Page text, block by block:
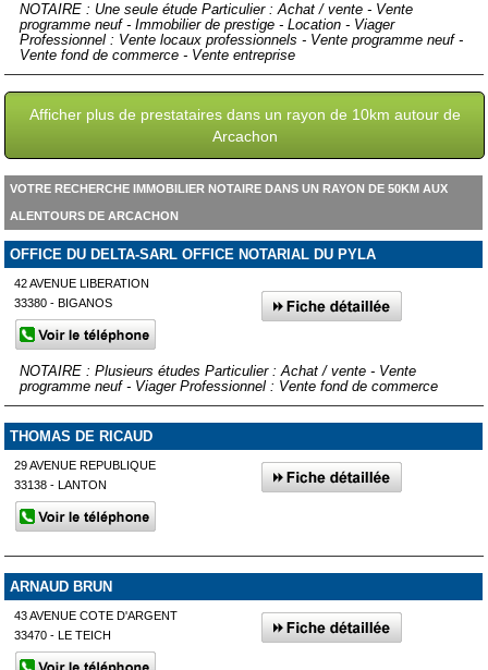
NOTAIRE : Une seule étude Particulier : Achat / vente - Vente
programme neuf - Immobilier de prestige - Location - Viager
Professionnel : Vente locaux professionnels - Vente programme neuf -
Vente fond de commerce - Vente entreprise
Afficher plus de prestataires dans un rayon de 10km autour de
Arcachon
VOTRE RECHERCHE IMMOBILIER NOTAIRE DANS UN RAYON DE 50KM AUX
ALENTOURS DE ARCACHON
OFFICE DU DELTA-SARL OFFICE NOTARIAL DU PYLA
42 AVENUE LIBERATION
33380 - BIGANOS
NOTAIRE : Plusieurs études Particulier : Achat / vente - Vente
programme neuf - Viager Professionnel : Vente fond de commerce
THOMAS DE RICAUD
29 AVENUE REPUBLIQUE
33138 - LANTON
ARNAUD BRUN
43 AVENUE COTE D'ARGENT
33470 - LE TEICH